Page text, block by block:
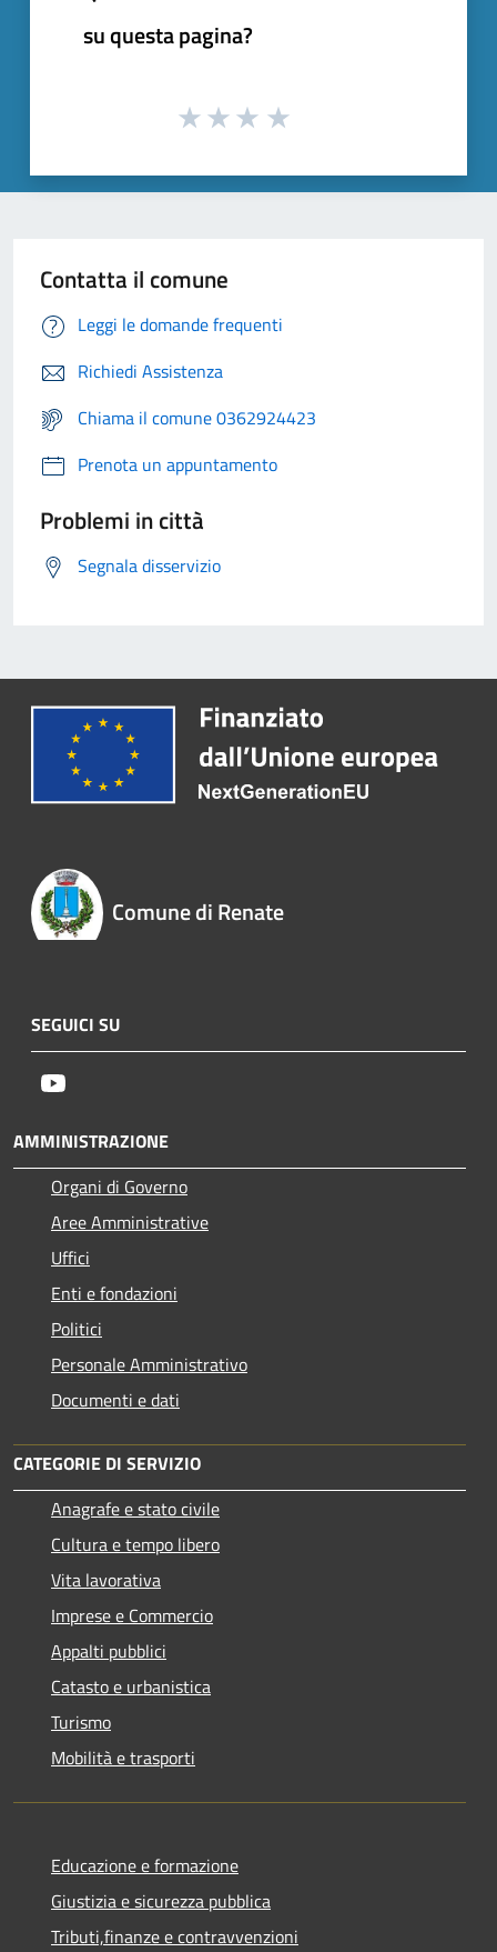
su questa pagina?
Contatta il comune
Leggi le domande frequenti
Richiedi Assistenza
Chiama il comune 0362924423
Prenota un appuntamento
Problemi in città
Segnala disservizio
Comune di Renate
SEGUICI SU
AMMINISTRAZIONE
Organi di Governo
Aree Amministrative
Uffici
Enti e fondazioni
Politici
Personale Amministrativo
Documenti e dati
CATEGORIE DI SERVIZIO
Anagrafe e stato civile
Cultura e tempo libero
Vita lavorativa
Imprese e Commercio
Appalti pubblici
Catasto e urbanistica
Turismo
Mobilità e trasporti
Educazione e formazione
Giustizia e sicurezza pubblica
Tributi,finanze e contravvenzioni